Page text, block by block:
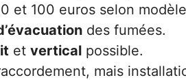
et 100 euros selon
des fumées.
et vertical possible.
mais